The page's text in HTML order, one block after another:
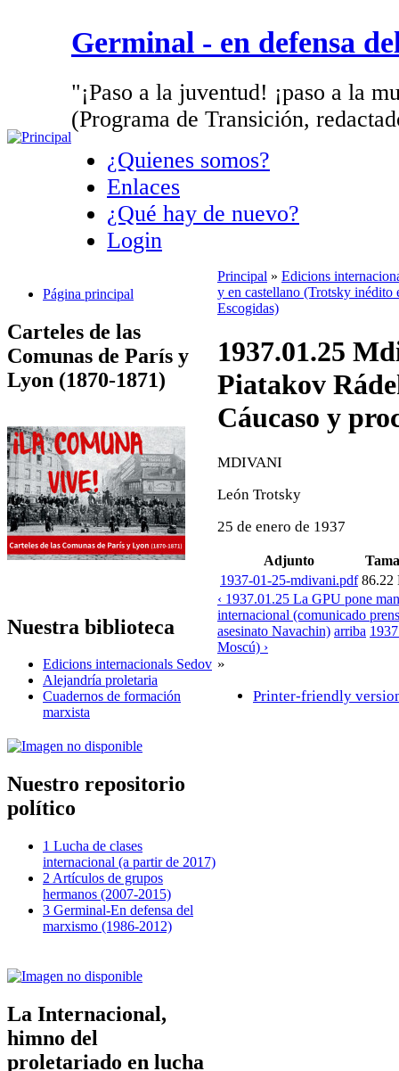
Germinal - en defensa
"¡Paso a la juventud! ¡paso a la
(Programa de Transición,
¿Quienes somos?
Enlaces
¿Qué hay de nuevo?
Login
Página principal
Carteles de las
Comunas de París y
Lyon (1870-1871)
Nuestra biblioteca
Edicions internacionals Sedov
Alejandría proletaria
Cuadernos de formación
marxista
Nuestro repositorio
político
1 Lucha de clases
internacional (a partir de 2017)
2 Artículos de grupos
hermanos (2007-2015)
3 Germinal-En defensa del
marxismo (1986-2012)
La Internacional,
himno del
proletariado en lucha
Principal » Edicions
y en castellano (Trotsky inédito
Escogidas)
1937.01.25
Piatakov
Cáucaso y
MDIVANI
León Trotsky
25 de enero de 1937
Adjunto
1937-01-25-mdivani.pdf 86.22
‹ 1937.01.25 La GPU pone
internacional (comunicado
asesinato Navachin) arriba
Moscú) ›
»
Printer-friendly